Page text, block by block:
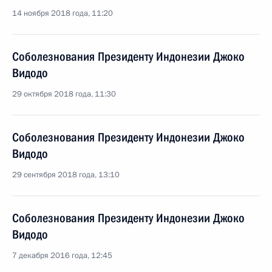
14 ноября 2018 года, 11:20
Соболезнования Президенту Индонезии Джоко
Видодо
29 октября 2018 года, 11:30
Соболезнования Президенту Индонезии Джоко
Видодо
29 сентября 2018 года, 13:10
Соболезнования Президенту Индонезии Джоко
Видодо
7 декабря 2016 года, 12:45